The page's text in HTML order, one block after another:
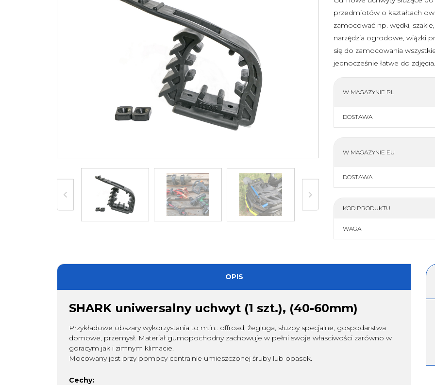
więcej Osłony podwozia
Szyby, owiewki,
CZĘŚCI ZAMIENNE
Oryginalne części TGB
Oryginalne części
Linhai
Oryginalne części
Cat
zamienniki
Oryginalne części TJD
Oryginalne części
ARGO
Zamienniki (klocki,
filtry)
Części zamienne
ogrodowe
przedmiotów o kształtach
zamocować np. wędki,
narzędzia ogrodowe, wiązki
się do zamocowania
jednocześnie łatwe do zdjęcia.
W MAGAZYNIE PL
DOSTAWA
W MAGAZYNIE EU
DOSTAWA
KOD PRODUKTU
WAGA
OPIS
SHARK uniwersalny uchwyt (1 szt.), (40-60mm)
Przykładowe obszary wykorzystania to m.in.: offroad, żegluga, słuzby specjalne, gospodarstwa
domowe, przemysł. Materiał gumopochodny zachowuje w pełni swoje własciwości zarówno w
goracym jak i zimnym klimacie.
Mocowany jest przy pomocy centralnie umieszczonej śruby lub opasek.
Cechy: